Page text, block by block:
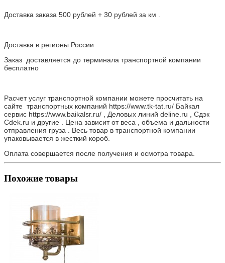
Доставка заказа 500 рублей + 30 рублей за км .
Доставка в регионы России
Заказ доставляется до терминала транспортной компании
бесплатно
Расчет услуг транспортной компании можете просчитать на
сайте транспортных компаний https://www.tk-tat.ru/ Байкал
сервис https://www.baikalsr.ru/ , Деловых линий deline.ru , Сдэк
Cdek.ru и другие . Цена зависит от веса , объема и дальности
отправления груза . Весь товар в транспортной компании
упаковывается в жесткий короб.
Оплата совершается после получения и осмотра товара.
Похожие товары